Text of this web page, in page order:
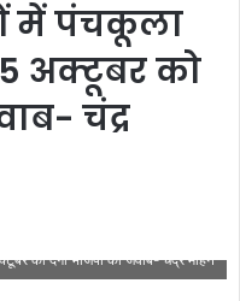
में पंचकूला
अक्टूबर को
चंद्र
को देगी भाजपा को जवाब- चंद्र मोहन